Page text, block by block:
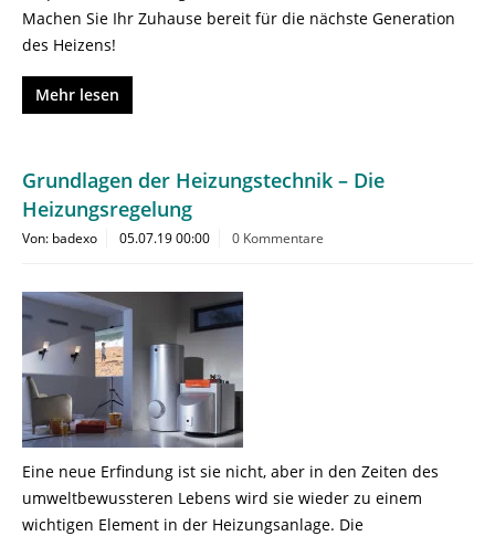
Machen Sie Ihr Zuhause bereit für die nächste Generation
des Heizens!
Mehr lesen
Grundlagen der Heizungstechnik – Die
Heizungsregelung
Von: badexo 05.07.19 00:00 0 Kommentare
Eine neue Erfindung ist sie nicht, aber in den Zeiten des
umweltbewussteren Lebens wird sie wieder zu einem
wichtigen Element in der Heizungsanlage. Die